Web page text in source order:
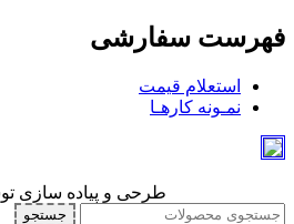
فهرست سفارشی
استعلام قیمت
نمـونه کارهـا
طرحی و پیاده سازی
جستجو